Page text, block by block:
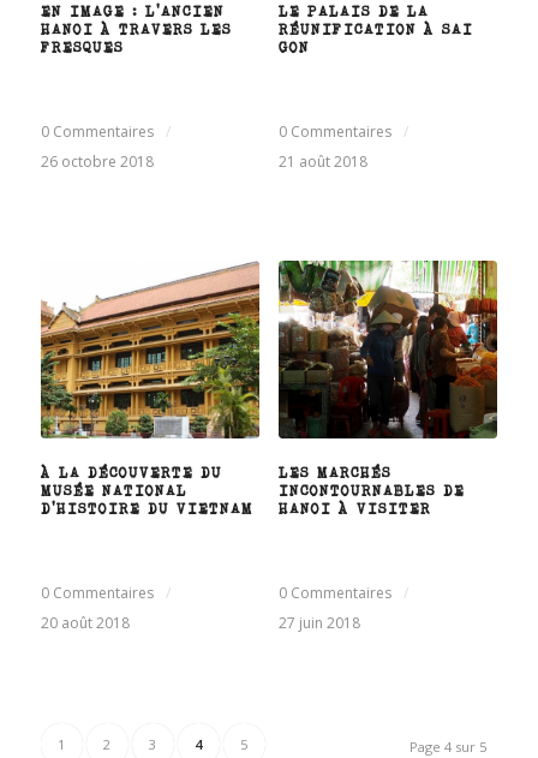
EN IMAGE : L’ANCIEN
HANOI À TRAVERS LES
FRESQUES
0 Commentaires
/
26 octobre 2018
LE PALAIS DE LA
RÉUNIFICATION À SAI
GON
0 Commentaires
/
21 août 2018
À LA DÉCOUVERTE DU
MUSÉE NATIONAL
D’HISTOIRE DU VIETNAM
0 Commentaires
/
20 août 2018
LES MARCHÉS
INCONTOURNABLES DE
HANOI À VISITER
0 Commentaires
/
27 juin 2018
Page 4 sur 5
1 2 3 4 5